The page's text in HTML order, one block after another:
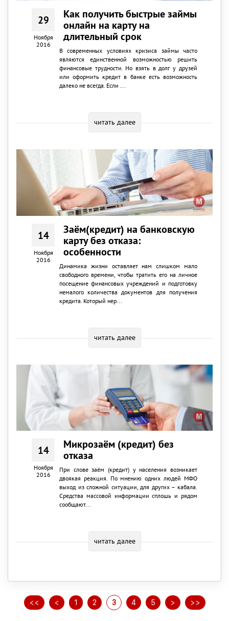
29
Ноября
2016
Как получить быстрые займы
онлайн на карту на
длительный срок
В современных условиях кризиса займы часто
являются единственной возможностью решить
финансовые трудности. Но взять в долг у друзей
или оформить кредит в банке есть возможность
далеко не всегда. Если ...
читать далее
14
Ноября
2016
Заём(кредит) на банковскую
карту без отказа:
особенности
Динамика жизни оставляет нам слишком мало
свободного времени, чтобы тратить его на личное
посещение финансовых учреждений и подготовку
немалого количества документов для получения
кредита. Который нер...
читать далее
14
Ноября
2016
Микрозаём (кредит) без
отказа
При слове заём (кредит) у населения возникает
двоякая реакция. По мнению одних людей МФО
выход из сложной ситуации, для других – кабала.
Средства массовой информации сплошь и рядом
сообщают...
читать далее
<< < 1 2 3 4 5 > >>